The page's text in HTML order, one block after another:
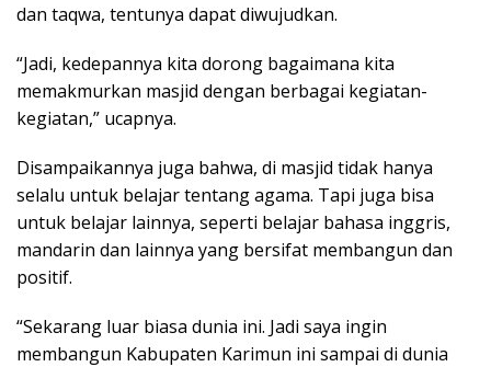
dan taqwa, tentunya dapat diwujudkan.
“Jadi, kedepannya kita dorong bagaimana kita
memakmurkan masjid dengan berbagai kegiatan-
kegiatan,” ucapnya.
Disampaikannya juga bahwa, di masjid tidak hanya
selalu untuk belajar tentang agama. Tapi juga bisa
untuk belajar lainnya, seperti belajar bahasa inggris,
mandarin dan lainnya yang bersifat membangun dan
positif.
“Sekarang luar biasa dunia ini. Jadi saya ingin
membangun Kabupaten Karimun ini sampai di dunia